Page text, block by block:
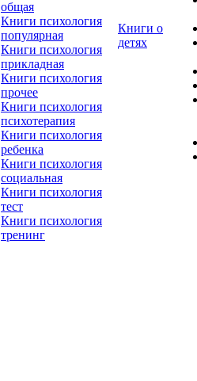
общая
Книги психология
популярная
Книги психология
прикладная
Книги психология
прочее
Книги психология
психотерапия
Книги психология
ребенка
Книги психология
социальная
Книги психология
тест
Книги психология
тренинг
Книги о
детях